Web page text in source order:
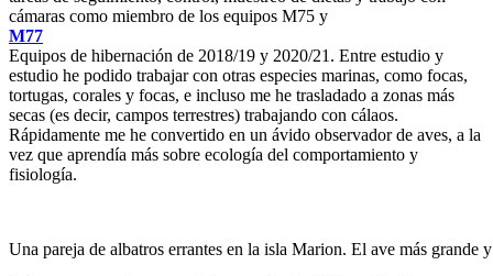
cámaras como miembro de los equipos M75 y
M77
Equipos de hibernación de 2018/19 y 2020/21. Entre estudio y
estudio he podido trabajar con otras especies marinas, como focas,
tortugas, corales y focas, e incluso me he trasladado a zonas más
secas (es decir, campos terrestres) trabajando con cálaos.
Rápidamente me he convertido en un ávido observador de aves, a la
vez que aprendía más sobre ecología del comportamiento y
fisiología.
Una pareja de albatros errantes en la isla Marion. El ave más